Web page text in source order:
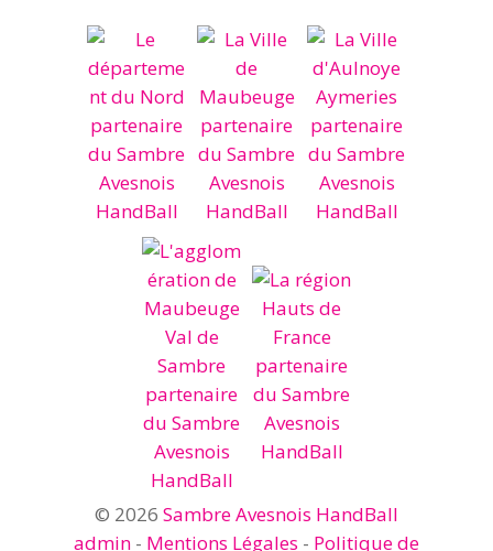
© 2026 Sambre Avesnois HandBall
admin - Mentions Légales - Politique de